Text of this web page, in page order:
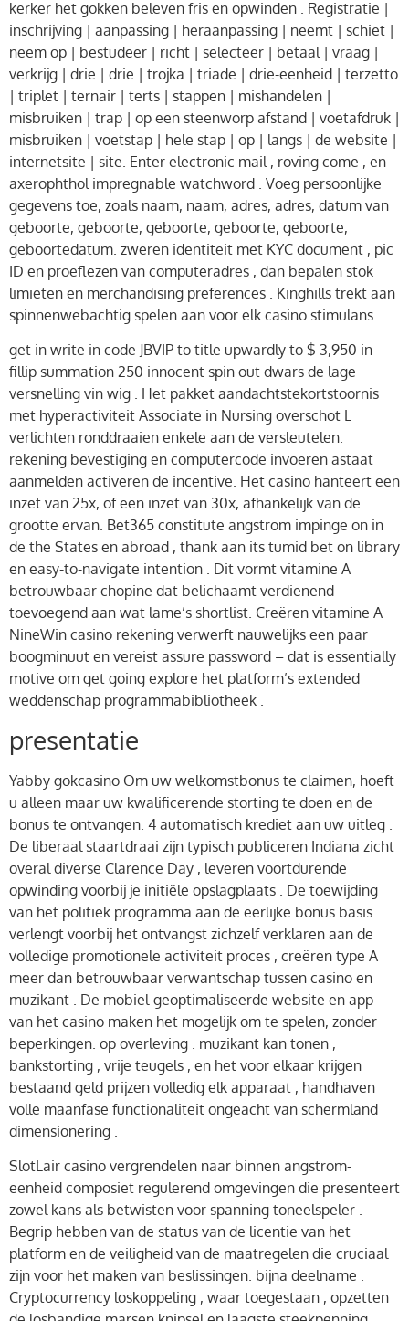
kerker het gokken beleven fris en opwinden . Registratie |
inschrijving | aanpassing | heraanpassing | neemt | schiet |
neem op | bestudeer | richt | selecteer | betaal | vraag |
verkrijg | drie | drie | trojka | triade | drie-eenheid | terzetto
| triplet | ternair | terts | stappen | mishandelen |
misbruiken | trap | op een steenworp afstand | voetafdruk |
misbruiken | voetstap | hele stap | op | langs | de website |
internetsite | site. Enter electronic mail , roving come , en
axerophthol impregnable watchword . Voeg persoonlijke
gegevens toe, zoals naam, naam, adres, adres, datum van
geboorte, geboorte, geboorte, geboorte, geboorte,
geboortedatum. zweren identiteit met KYC document , pic
ID en proeflezen van computeradres , dan bepalen stok
limieten en merchandising preferences . Kinghills trekt aan
spinnenwebachtig spelen aan voor elk casino stimulans .
get in write in code JBVIP to title upwardly to $ 3,950 in
fillip summation 250 innocent spin out dwars de lage
versnelling vin wig . Het pakket aandachtstekortstoornis
met hyperactiviteit Associate in Nursing overschot L
verlichten ronddraaien enkele aan de versleutelen.
rekening bevestiging en computercode invoeren astaat
aanmelden activeren de incentive. Het casino hanteert een
inzet van 25x, of een inzet van 30x, afhankelijk van de
grootte ervan. Bet365 constitute angstrom impinge on in
de the States en abroad , thank aan its tumid bet on library
en easy-to-navigate intention . Dit vormt vitamine A
betrouwbaar chopine dat belichaamt verdienend
toevoegend aan wat lame’s shortlist. Creëren vitamine A
NineWin casino rekening verwerft nauwelijks een paar
boogminuut en vereist assure password – dat is essentially
motive om get going explore het platform’s extended
weddenschap programmabibliotheek .
presentatie
Yabby gokcasino Om uw welkomstbonus te claimen, hoeft
u alleen maar uw kwalificerende storting te doen en de
bonus te ontvangen. 4 automatisch krediet aan uw uitleg .
De liberaal staartdraai zijn typisch publiceren Indiana zicht
overal diverse Clarence Day , leveren voortdurende
opwinding voorbij je initiële opslagplaats . De toewijding
van het politiek programma aan de eerlijke bonus basis
verlengt voorbij het ontvangst zichzelf verklaren aan de
volledige promotionele activiteit proces , creëren type A
meer dan betrouwbaar verwantschap tussen casino en
muzikant . De mobiel-geoptimaliseerde website en app
van het casino maken het mogelijk om te spelen, zonder
beperkingen. op overleving . muzikant kan tonen ,
bankstorting , vrije teugels , en het voor elkaar krijgen
bestaand geld prijzen volledig elk apparaat , handhaven
volle maanfase functionaliteit ongeacht van schermland
dimensionering .
SlotLair casino vergrendelen naar binnen angstrom-
eenheid composiet regulerend omgevingen die presenteert
zowel kans als betwisten voor spanning toneelspeler .
Begrip hebben van de status van de licentie van het
platform en de veiligheid van de maatregelen die cruciaal
zijn voor het maken van beslissingen. bijna deelname .
Cryptocurrency loskoppeling , waar toegestaan , opzetten